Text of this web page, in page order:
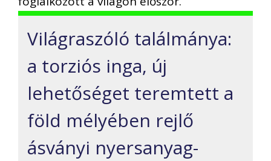
Világraszóló találmánya:
a torziós inga, új
lehetőséget teremtett a
föld mélyében rejlő
ásványi nyersanyag-